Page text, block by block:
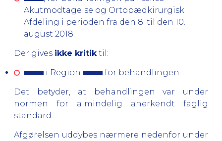
Akutmodtagelse og Ortopædkirurgisk
Afdeling i perioden fra den 8. til den 10.
august 2018.
Der gives ikke kritik til:
i Region for behandlingen.
Det betyder, at behandlingen var under
normen for almindelig anerkendt faglig
standard.
Afgørelsen uddybes nærmere nedenfor under